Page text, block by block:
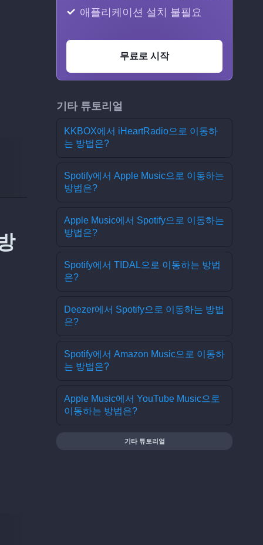
애플리케이션 설치 불필요
무료로 시작
기타 튜토리얼
KKBOX에서 iHeartRadio으로 이동하
는 방법은?
Spotify에서 Apple Music으로 이동하는
방법은?
Apple Music에서 Spotify으로 이동하는
방법은?
Spotify에서 TIDAL으로 이동하는 방법
은?
Deezer에서 Spotify으로 이동하는 방법
은?
Spotify에서 Amazon Music으로 이동하
는 방법은?
Apple Music에서 YouTube Music으로
이동하는 방법은?
기타 튜토리얼